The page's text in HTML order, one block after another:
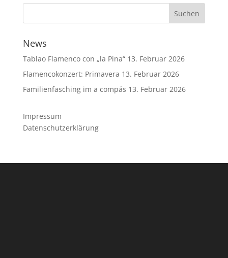
News
Tablao Flamenco con „la Pina“ 13. Februar 2026
Flamencokonzert: Primavera 13. Februar 2026
Familienfasching im a compás 13. Februar 2026
Impressum
Datenschutzerklärung